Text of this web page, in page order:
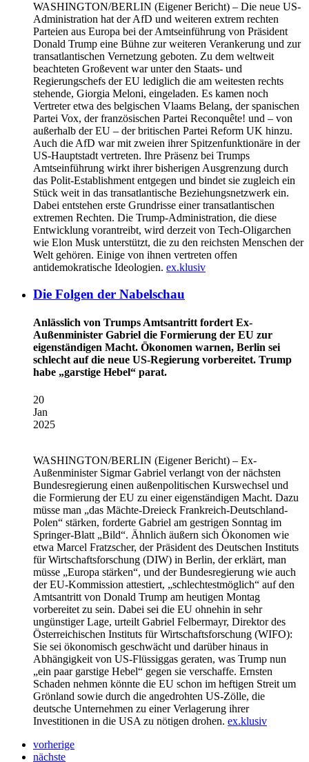
WASHINGTON/BERLIN (Eigener Bericht) – Die neue US-
Administration hat der AfD und weiteren extrem rechten
Parteien aus Europa bei der Amtseinführung von Präsident
Donald Trump eine Bühne zur weiteren Verankerung und zur
transatlantischen Vernetzung geboten. Zu dem weltweit
beachteten Großevent war unter den Staats- und
Regierungschefs der EU lediglich die am weitesten rechts
stehende, Giorgia Meloni, eingeladen. Es kamen noch
Vertreter etwa des belgischen Vlaams Belang, der spanischen
Partei Vox, der französischen Partei Reconquête! und – von
außerhalb der EU – der britischen Partei Reform UK hinzu.
Auch die AfD war mit zweien ihrer Spitzenfunktionäre in der
US-Hauptstadt vertreten. Ihre Präsenz bei Trumps
Amtseinführung wirkt ihrer bisherigen Ausgrenzung durch
das Polit-Establishment entgegen und bindet sie zugleich ein
Stück weit in das transatlantische Beziehungsnetzwerk ein.
Dabei entstehen erste Grundrisse einer transatlantischen
extremen Rechten. Die Trump-Administration, die diese
Entwicklung vorantreibt, wird derzeit von Tech-Oligarchen
wie Elon Musk unterstützt, die zu den reichsten Menschen der
Welt gehören. Einige von ihnen vertreten offen
antidemokratische Ideologien. ex.klusiv
Die Folgen der Nabelschau
Anlässlich von Trumps Amtsantritt fordert Ex-
Außenminister Gabriel die Formierung der EU zur
eigenständigen Macht. Ökonomen warnen, Berlin sei
schlecht auf die neue US-Regierung vorbereitet. Trump
habe „garstige Hebel“ parat.
20
Jan
2025
WASHINGTON/BERLIN (Eigener Bericht) – Ex-
Außenminister Sigmar Gabriel verlangt von der nächsten
Bundesregierung einen außenpolitischen Kurswechsel und
die Formierung der EU zu einer eigenständigen Macht. Dazu
müsse man „das Mächte-Dreieck Frankreich-Deutschland-
Polen“ stärken, forderte Gabriel am gestrigen Sonntag im
Springer-Blatt „Bild“. Ähnlich äußern sich Ökonomen wie
etwa Marcel Fratzscher, der Präsident des Deutschen Instituts
für Wirtschaftsforschung (DIW) in Berlin, der erklärt, man
müsse „Europa stärken“, und der Bundesregierung wie auch
der EU-Kommission attestiert, „schlechtestmöglich“ auf den
Amtsantritt von Donald Trump am heutigen Montag
vorbereitet zu sein. Dabei sei die EU ohnehin in sehr
ungünstiger Lage, urteilt Gabriel Felbermayr, Direktor des
Österreichischen Instituts für Wirtschaftsforschung (WIFO):
Sie sei ökonomisch geschwächt und darüber hinaus in
Abhängigkeit von US-Flüssiggas geraten, was Trump nun
„ein paar garstige Hebel“ gegen sie verschaffe. Ernsten
Schaden nehmen könnte die EU schon im heftigen Streit um
Grönland sowie durch die angedrohten US-Zölle, die
deutsche Unternehmen zu einer Verlagerung ihrer
Investitionen in die USA zu nötigen drohen. ex.klusiv
vorherige
nächste